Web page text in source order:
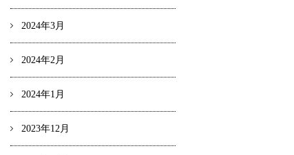
2024年3月
2024年2月
2024年1月
2023年12月